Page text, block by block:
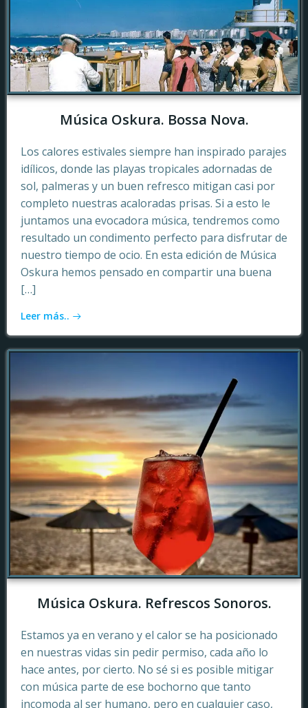
Música Oskura. Bossa Nova.
Los calores estivales siempre han inspirado parajes
idílicos, donde las playas tropicales adornadas de
sol, palmeras y un buen refresco mitigan casi por
completo nuestras acaloradas prisas. Si a esto le
juntamos una evocadora música, tendremos como
resultado un condimento perfecto para disfrutar de
nuestro tiempo de ocio. En esta edición de Música
Oskura hemos pensado en compartir una buena
[…]
Leer más..
Música Oskura. Refrescos Sonoros.
Estamos ya en verano y el calor se ha posicionado
en nuestras vidas sin pedir permiso, cada año lo
hace antes, por cierto. No sé si es posible mitigar
con música parte de ese bochorno que tanto
incomoda al ser humano, pero en cualquier caso,